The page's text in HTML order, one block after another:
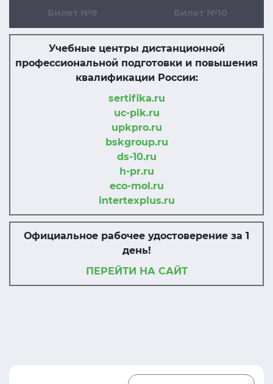
Билет №9 Билет №10
Учебные центры дистанционной
профессиональной подготовки и повышения
квалификации России:
sertifika.ru
uc-pik.ru
upkpro.ru
bskgroup.ru
ds-10.ru
h-pr.ru
eco-mol.ru
intertexplus.ru
Официальное рабочее удостоверение за 1
день!
ПЕРЕЙТИ НА САЙТ